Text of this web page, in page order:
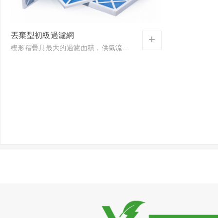
丟棄型初級過濾網
楔形褶疊具最大的過濾面積，供氣流通過助長集塵能力，其於高性能及長時間之需求中被廣泛接受，也適用於可變風量系統，使用扣夾，即可安裝於箱體裡。
+